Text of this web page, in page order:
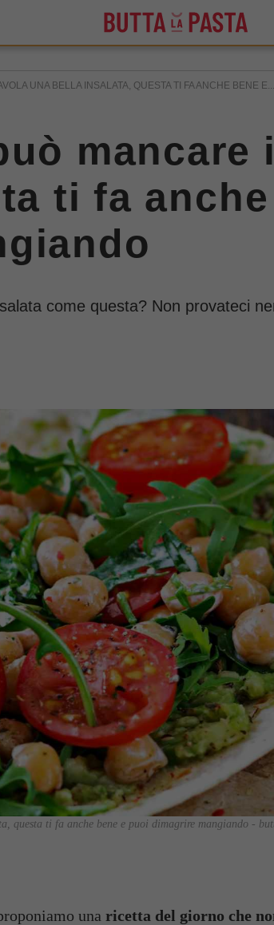
UNA BELLA INSALATA, QUESTA TI FA ANCHE BENE E...
mancare
ti fa
come questa? Non provateci
questa ti fa anche bene e puoi dimagrire mangiando -
una ricetta del giorno che